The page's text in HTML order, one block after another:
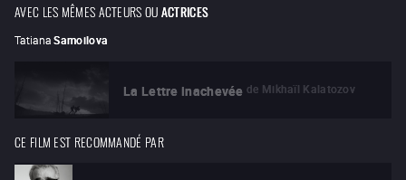
AVEC LES MÊMES ACTEURS OUACTRICES
Tatiana Samoilova
La Lettre inachevée de Mikhaïl Kalatozov
CE FILM EST RECOMMANDÉ PAR